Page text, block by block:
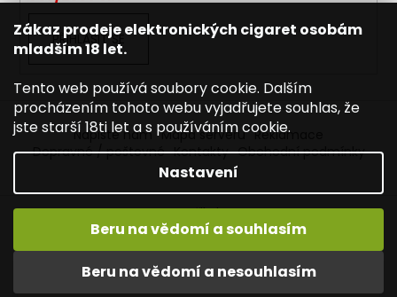
Zákaz prodeje elektronických cigaret osobám
mladším 18 let.
Tento web používá soubory cookie. Dalším
procházením tohoto webu vyjadřujete souhlas, že
jste starší 18ti let a s používáním cookie.
Nastavení
Beru na vědomí a nesouhlasím
Beru na vědomí a souhlasím
Vítejte na JOYETECH. DORUČENÍ ZDARMA zásilkovnou nad
PŘIHLÁSIT SE
Napište nám Mapa serveru Reklamace
Dopravné / poštovné Kontakty Obchodní podmínky
Vytvořil Shoptet
Copyright 2026Joyetech - Značkové elektronické
cigarety. Všechna práva vyhrazena.Upravit nastavení
cookies